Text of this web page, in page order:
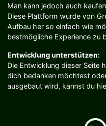
Man kann jedoch auch
Diese Plattform wurde von
Aufbau her so einfach wie
bestmögliche Experience zu
Entwicklung unterstützen:
Die Entwicklung dieser Seite
dich bedanken möchtest
ausgebaut wird, kannst du